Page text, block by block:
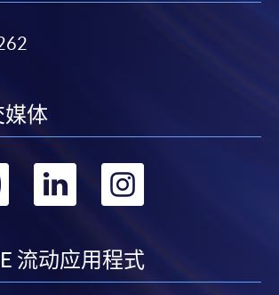
媒体
转
youtube
转
linkedin
转
流动应用程式